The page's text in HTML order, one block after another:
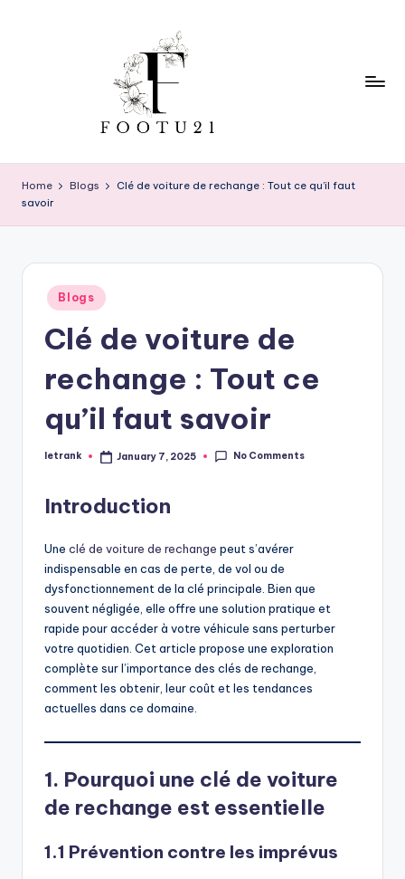
o
o
Home Blogs
Clé de voiture de rechange : Tout ce qu’il faut
savoir
Posted
in
Blogs
Clé de voiture de
rechange : Tout ce
qu’il faut savoir
Posted
letrank January 7, 2025 No Comments
Introduction
Une clé de voiture de rechange peut s’avérer
indispensable en cas de perte, de vol ou de
dysfonctionnement de la clé principale. Bien que
souvent négligée, elle offre une solution pratique et
rapide pour accéder à votre véhicule sans perturber
votre quotidien. Cet article propose une exploration
complète sur l’importance des clés de rechange,
comment les obtenir, leur coût et les tendances
actuelles dans ce domaine.
1. Pourquoi une clé de voiture
de rechange est essentielle
1.1 Prévention contre les imprévus